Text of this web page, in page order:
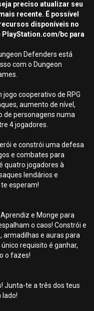
preciso atualizar seu
recente. É possível
disponíveis no
PlayStation.com/bc para
Defenders está
com o Dungeon
cooperativo de RPG
aumento de nível,
de personagens numa
4 jogadores.
e constrói uma defesa
e combates para
quatro jogadores à
lendários e
esperam!
e Monge para
o caos! Constrói e
armadilhas e auras para
requisito é ganhar,
o fazes!
Junta-te a três dos teus
lado!